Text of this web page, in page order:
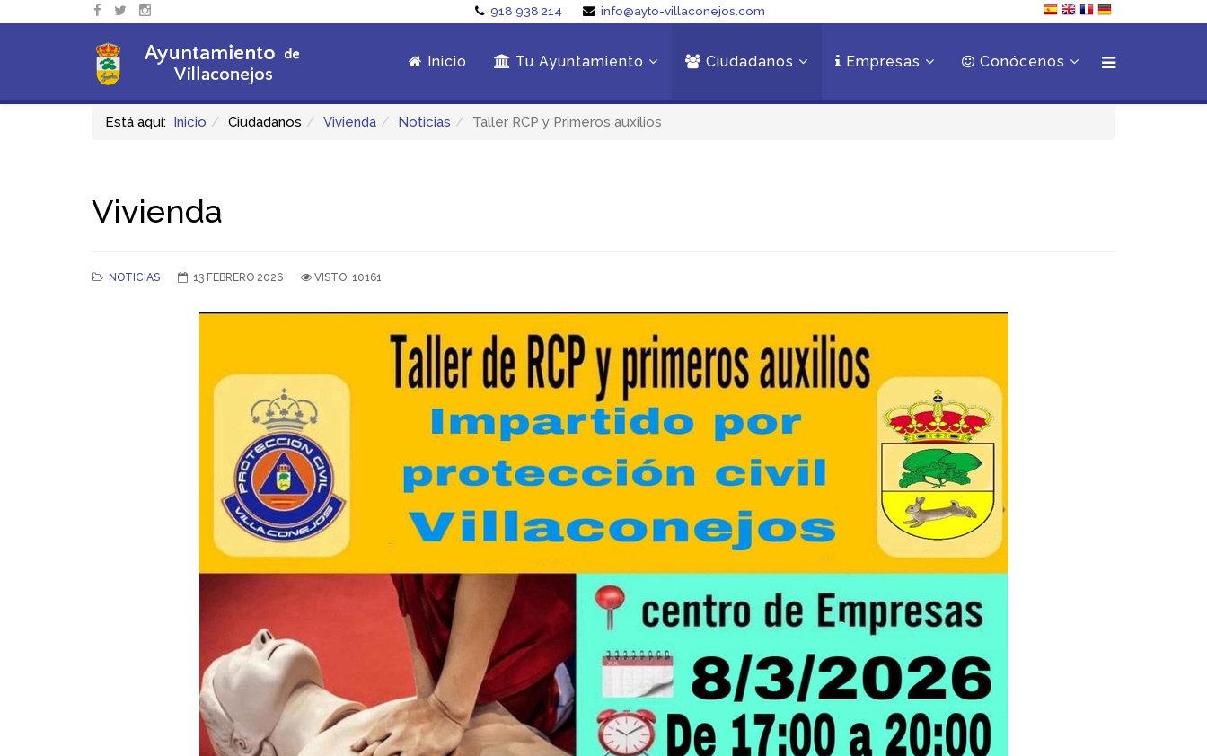
918 938 214 info@ayto-villaconejos.com
Inicio Tu Ayuntamiento Ciudadanos Empresas Conócenos
Está aquí: Inicio Ciudadanos Vivienda Noticias Taller RCP y Primeros auxilios
Vivienda
NOTICIAS 13 FEBRERO 2026 VISTO: 10161